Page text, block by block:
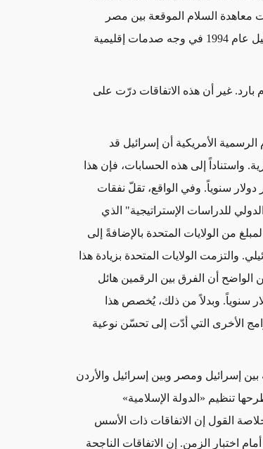
السلام الموقعة بين مصر
وإسرائيل عام 1979 ومعاهدة السلام بين الأردن وإسرائيل عام 1994 في وجه صدمات إقليمية
غير أن هذه الاتفاقات درّت على
عام 1973، قدّرت الأرقام الرسمية الأمريكية أن إسرائيل قد
واستناداً إلى هذه الحسابات، فإن هذا
ستنفق اليوم ما يقرب من 150 مليار دولار سنوياً. وفي الواقع، تقلّ نفقات
لـ "المعهد الدولي للدراسات الإستراتيجية" الذي
أصل هذا المبلغ من الولايات المتحدة بالإضافةً إلى
والتزمت الولايات المتحدة بزيادة هذا
مليارات دولار اعتباراً من عام 2018). ومن الواضح أن الفرق بين الرقمين هائل
من السلام تتجاوز 130 مليار دولار سنوياً. وبدلاً من ذلك، يُخصص هذا
الأخرى التي أدّت إلى تحسّن نوعية
بين إسرائيل ومصر وبين إسرائيل والأردن
تنظيم «الدولة الإسلامية»
القول إن الاتفاقات ذات الأسس
اختبار الزمن. إن الاتفاقات الناجحة